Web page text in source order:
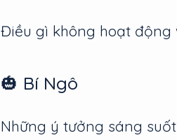
Điều gì không hoạt động
🎃 Bí Ngô
Những ý tưởng sáng